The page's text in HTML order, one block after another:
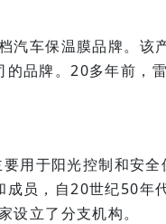
汽车保温膜品牌。
品牌。20多年前，
用于阳光控制和安
员，自20世纪50年
设立了分支机构。